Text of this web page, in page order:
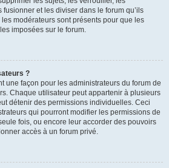
et les diviser dans le forum qu’ils
modérateurs sont présents pour que les
imposées sur le forum.
?
une façon pour les administrateurs du forum de
Chaque utilisateur peut appartenir à plusieurs
détenir des permissions individuelles. Ceci
qui pourront modifier les permissions de
fois, ou encore leur accorder des pouvoirs
accès à un forum privé.